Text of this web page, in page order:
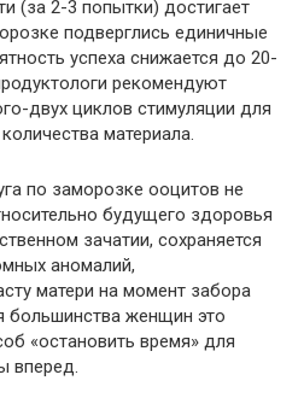
(за 2-3 попытки) достигает
подверглись единичные
успеха снижается до 20-
рекомендуют
двух циклов стимуляции для
материала.
по заморозке ооцитов не
будущего здоровья
зачатии, сохраняется
аномалий,
матери на момент забора
большинства женщин это
«остановить время» для
вперед.